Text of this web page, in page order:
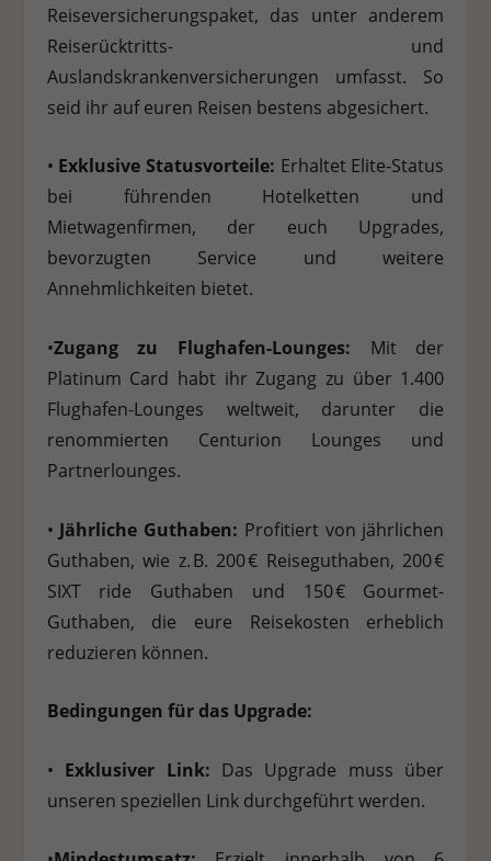
Reiseversicherungspaket, das unter anderem
Reiserücktritts- und
Auslandskrankenversicherungen umfasst. So
seid ihr auf euren Reisen bestens abgesichert.
• Exklusive Statusvorteile: Erhaltet Elite-Status
bei führenden Hotelketten und
Mietwagenfirmen, der euch Upgrades,
bevorzugten Service und weitere
Annehmlichkeiten bietet.
•Zugang zu Flughafen-Lounges: Mit der
Platinum Card habt ihr Zugang zu über 1.400
Flughafen-Lounges weltweit, darunter die
renommierten Centurion Lounges und
Partnerlounges.
• Jährliche Guthaben: Profitiert von jährlichen
Guthaben, wie z. B. 200 € Reiseguthaben, 200 €
SIXT ride Guthaben und 150 € Gourmet-
Guthaben, die eure Reisekosten erheblich
reduzieren können.
Bedingungen für das Upgrade:
• Exklusiver Link: Das Upgrade muss über
unseren speziellen Link durchgeführt werden.